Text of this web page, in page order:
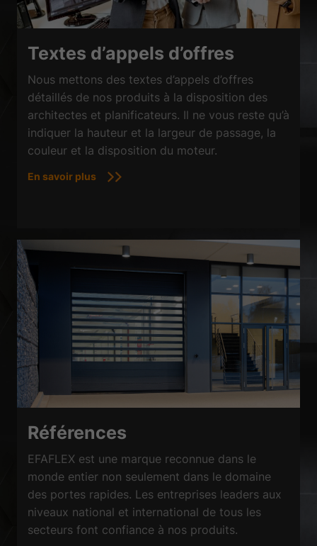
Textes d’appels d’offres
Nous mettons des textes d’appels d’offres
détaillés de nos produits à la disposition des
architectes et planificateurs. Il ne vous reste qu’à
indiquer la hauteur et la largeur de passage, la
couleur et la disposition du moteur.
En savoir plus
Références
EFAFLEX est une marque reconnue dans le
monde entier non seulement dans le domaine
des portes rapides. Les entreprises leaders aux
niveaux national et international de tous les
secteurs font confiance à nos produits.